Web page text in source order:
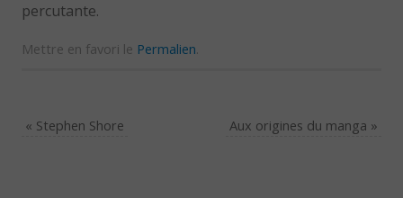
percutante.
Mettre en favori le Permalien.
« Stephen Shore Aux origines du manga »